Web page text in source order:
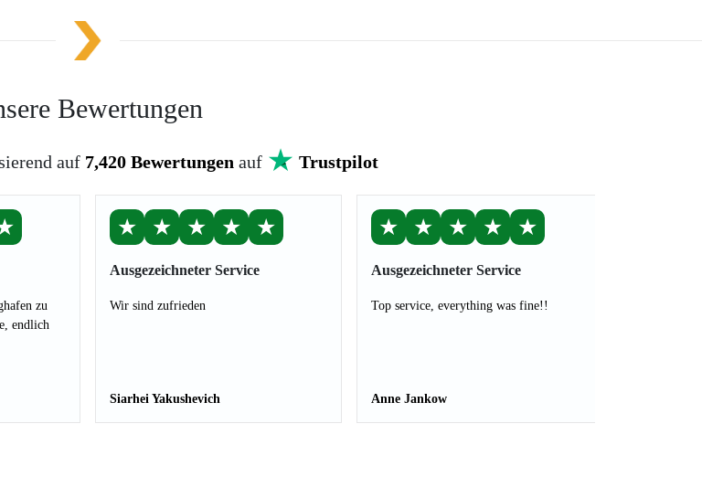
Bewertungen
auf 7,420 Bewertungen auf Trustpilot
zu
endlich
★ ★ ★ ★ ★
Ausgezeichneter Service
Wir sind zufrieden
Siarhei Yakushevich
★ ★ ★ ★ ★
Ausgezeichneter Service
Top service, everything was fine!!
Anne Jankow